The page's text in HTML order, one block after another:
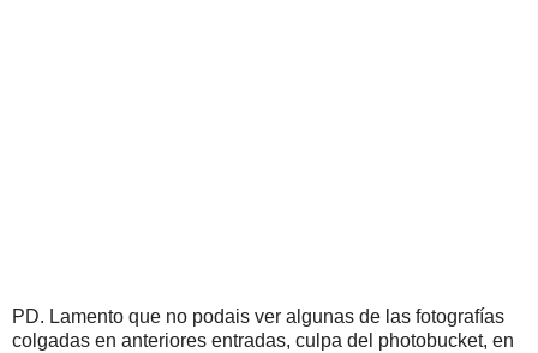
PD. Lamento que no podais ver algunas de las fotografías
colgadas en anteriores entradas, culpa del photobucket, en